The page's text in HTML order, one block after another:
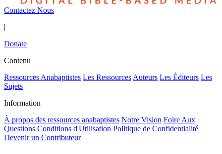
Contactez Nous
|
Donate
Contenu
Ressources Anabaptistes Les Ressources Auteurs Les Éditeurs Les
Sujets
Information
À propos des ressources anabaptistes Notre Vision Foire Aux
Questions Conditions d'Utilisation Politique de Confidentialité
Devenir un Contributeur